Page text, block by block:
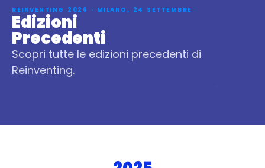
REINVENTING 2026 · MILANO, 24 SETTEMBRE
Edizioni
Precedenti
Scopri tutte le edizioni precedenti di
Reinventing.